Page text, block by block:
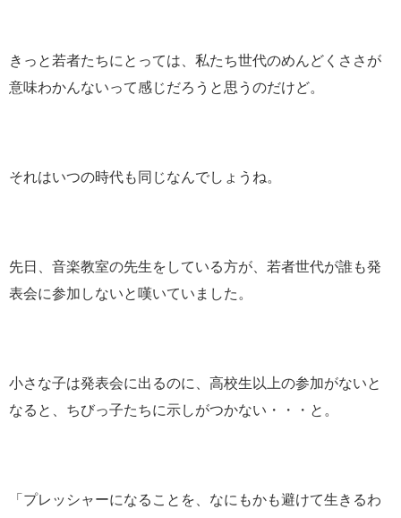
きっと若者たちにとっては、私たち世代のめんどくささが
意味わかんないって感じだろうと思うのだけど。
それはいつの時代も同じなんでしょうね。
先日、音楽教室の先生をしている方が、若者世代が誰も発
表会に参加しないと嘆いていました。
小さな子は発表会に出るのに、高校生以上の参加がないと
なると、ちびっ子たちに示しがつかない・・・と。
「プレッシャーになることを、なにもかも避けて生きるわ